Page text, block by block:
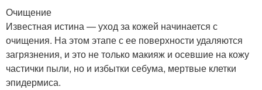
Очищение
Известная истина — уход за кожей начинается с
очищения. На этом этапе с ее поверхности удаляются
загрязнения, и это не только макияж и осевшие на кожу
частички пыли, но и избытки себума, мертвые клетки
эпидермиса.